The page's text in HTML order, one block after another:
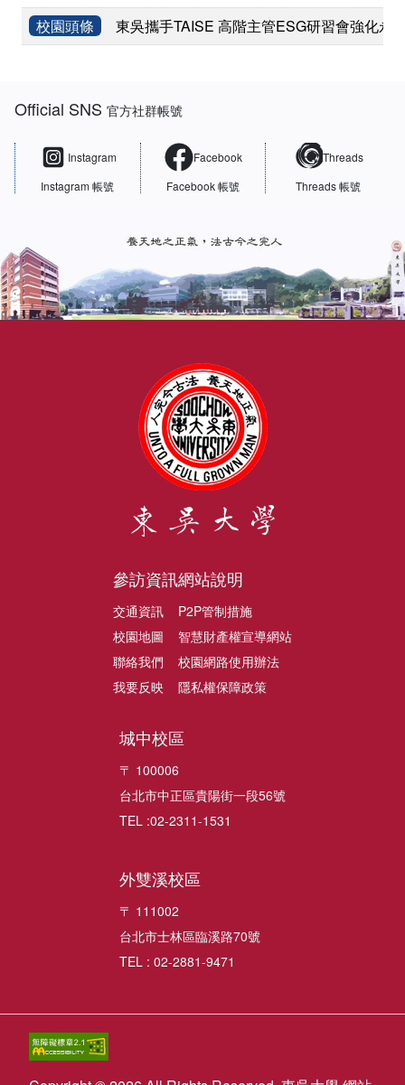
校園頭條
東吳攜手TAISE 高階主管ESG研習會強化永
Official SNS官方社群帳號
Instagram
Instagram 帳號
Facebook
Facebook 帳號
Threads
Threads 帳號
參訪資訊
交通資訊
校園地圖
聯絡我們
我要反映
網站說明
P2P管制措施
智慧財產權宣導網站
校園網路使用辦法
隱私權保障政策
城中校區
〒 100006
台北市中正區貴陽街一段56號
TEL :02-2311-1531
外雙溪校區
〒 111002
台北市士林區臨溪路70號
TEL : 02-2881-9471